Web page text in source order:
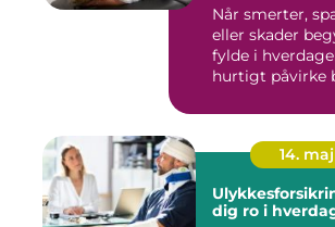
Når smerter,
eller skader
fylde i
hurtigt påvirke
14. maj
dig ro i